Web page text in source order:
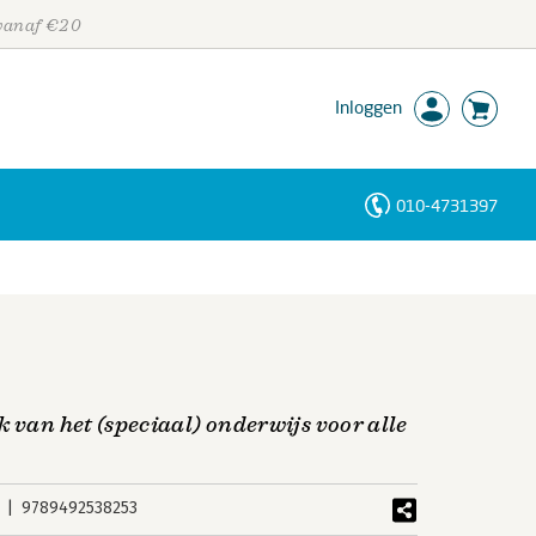
€20
Inloggen
010-4731397
het (speciaal) onderwijs voor alle
9789492538253
Personen